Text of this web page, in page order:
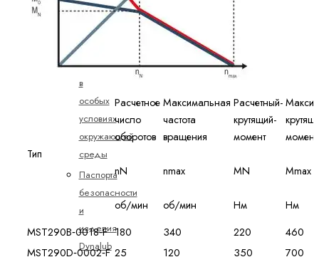
систем
линейного
перемещения
Использование
в
особых
условиях
окружающей
среды
Паспорта
безопасности
и
изделия
Dynalub
Тип
Расчетное
число
оборотов
Максимальная
частота
вращения
Расчетный­
крутящий­
момент­
момент
nN nmax MN Mmax
об/мин об/мин Нм Нм
MST290B‑0018‑F 180 340 220
460
MST290D‑0002‑F 25 120 350
700